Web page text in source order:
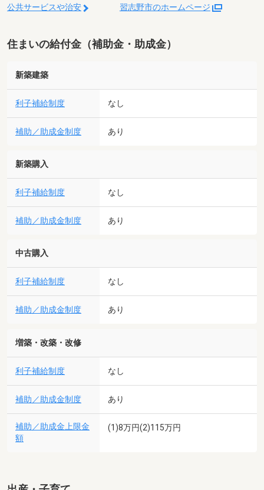
公共サービスや治安 習志野市のホームページ
住まいの給付金（補助金・助成金）
新築建築
利子補給制度 なし
補助／助成金制度 あり
新築購入
利子補給制度 なし
補助／助成金制度 あり
中古購入
利子補給制度 なし
補助／助成金制度 あり
増築・改築・改修
利子補給制度 なし
補助／助成金制度 あり
補助／助成金上限金
額
(1)8万円(2)115万円